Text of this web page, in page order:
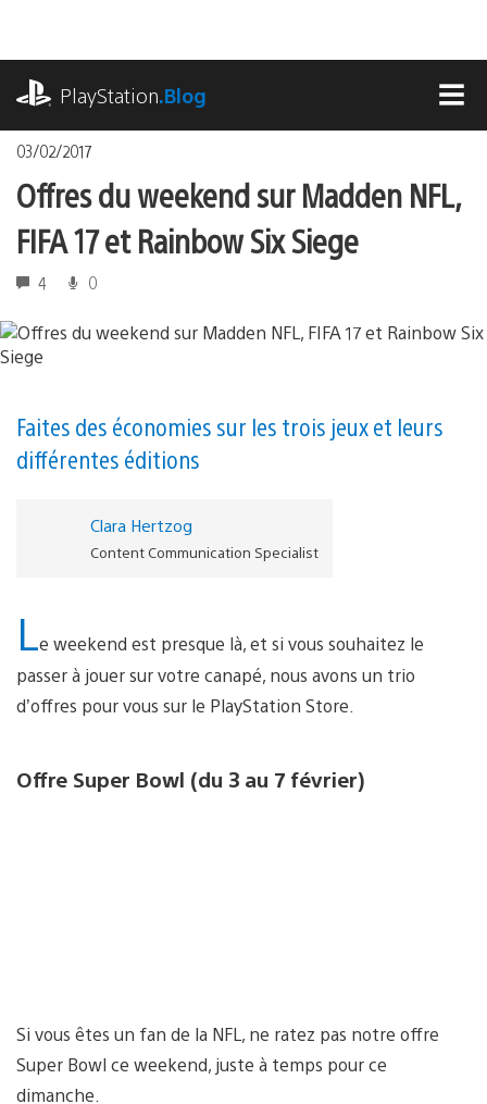
contenu
PlayStation.Blog
03/02/2017
Offres du weekend sur Madden NFL,
FIFA 17 et Rainbow Six Siege
4 0
Faites des économies sur les trois jeux et leurs
différentes éditions
Clara Hertzog
Content Communication Specialist
Le weekend est presque là, et si vous souhaitez le
passer à jouer sur votre canapé, nous avons un trio
d’offres pour vous sur le PlayStation Store.
Offre Super Bowl (du 3 au 7 février)
Si vous êtes un fan de la NFL, ne ratez pas notre offre
Super Bowl ce weekend, juste à temps pour ce
dimanche.